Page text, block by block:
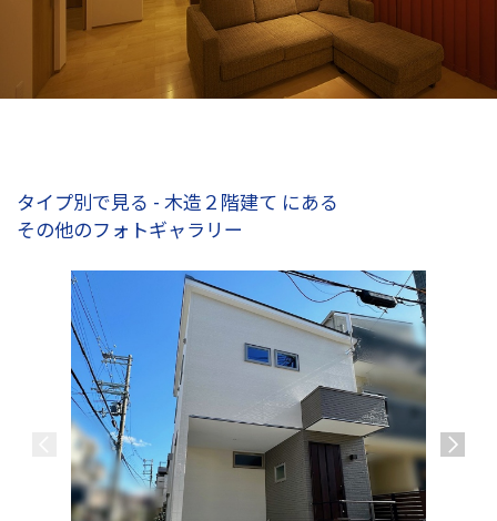
タイプ別で見る - 木造２階建て にある
その他のフォトギャラリー